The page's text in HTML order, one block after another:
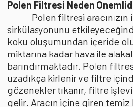
Polen Filtresi Neden
Polen filtresi
sirkülasyonunu
koku oluşumundan içeride
miktarına kadar hava ile
barındırmaktadır. Polen
uzadıkça kirlenir ve filtre
gözenekler tıkanır, filtre
gelir. Aracın içine giren